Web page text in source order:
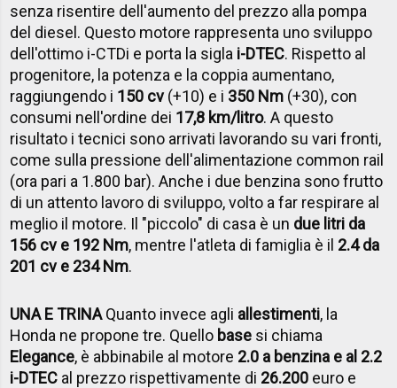
senza risentire dell'aumento del prezzo alla pompa
del diesel. Questo motore rappresenta uno sviluppo
dell'ottimo i-CTDi e porta la sigla i-DTEC. Rispetto al
progenitore, la potenza e la coppia aumentano,
raggiungendo i 150 cv(+10) e i 350 Nm (+30), con
consumi nell'ordine dei 17,8 km/litro. A questo
risultato i tecnici sono arrivati lavorando su vari fronti,
come sulla pressione dell'alimentazione common rail
(ora pari a 1.800 bar). Anche i due benzina sono frutto
di un attento lavoro di sviluppo, volto a far respirare al
meglio il motore. Il "piccolo" di casa è un due litri da
156 cv e 192 Nm, mentre l'atleta di famiglia è il 2.4 da
201 cv e 234 Nm.
UNA E TRINAQuanto invece agli allestimenti, la
Honda ne propone tre. Quello base si chiama
Elegance, è abbinabile al motore 2.0 a benzina e al 2.2
i-DTEC al prezzo rispettivamente di 26.200 euro e